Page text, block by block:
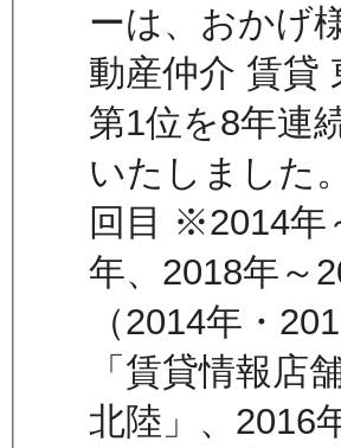
ーは、おかげ
動産仲介 賃貸
第1位を8年連
いたしました
回目 ※2014年
年、2018年～
（2014年・
「賃貸情報店
北陸」、2016